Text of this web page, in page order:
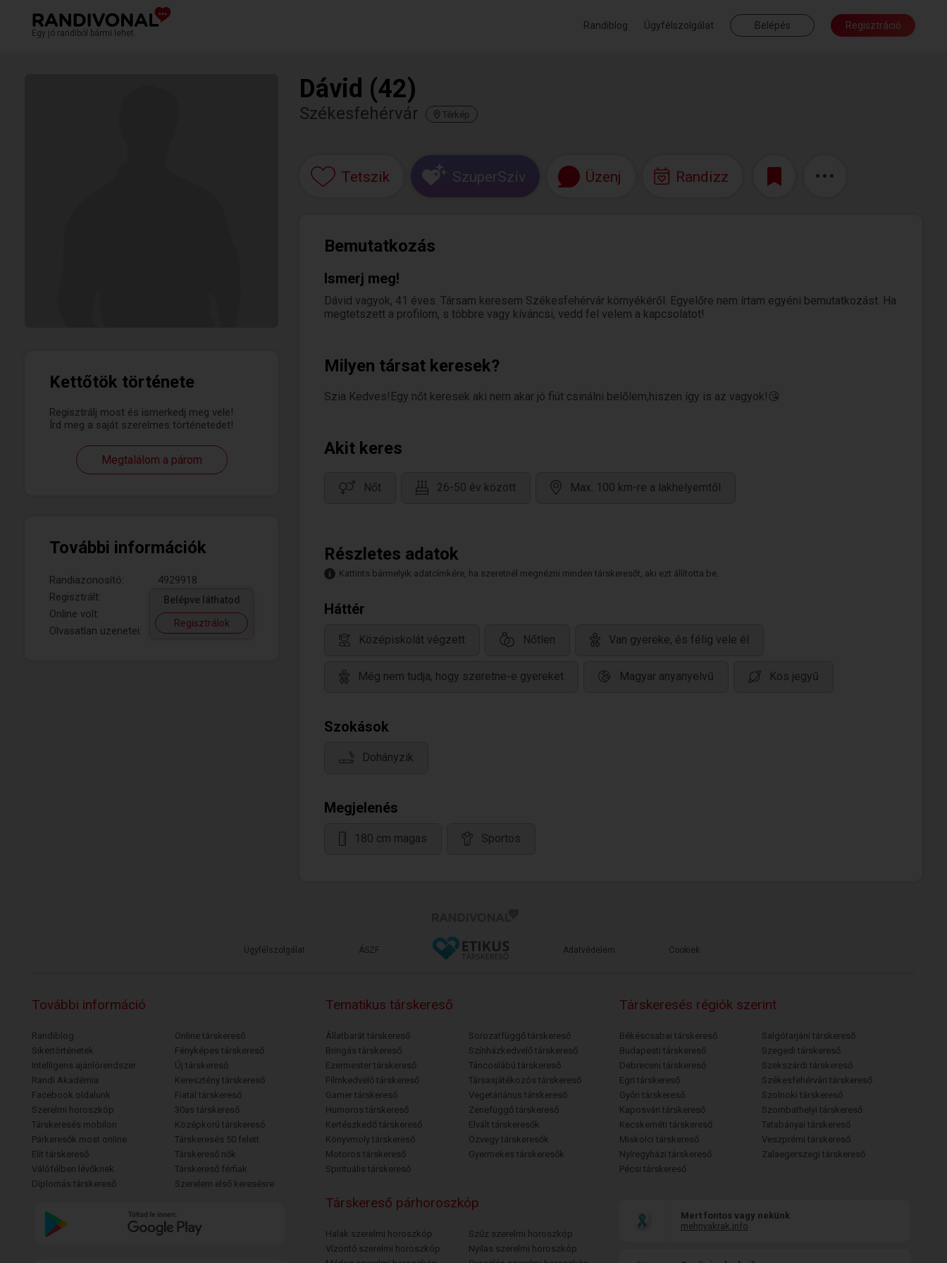
Egy jó randiból bármi lehet.
Randiblog Ügyfélszolgálat Belépés Regisztráció
Kettőtök története
Regisztrálj most és ismerkedj meg vele!
Írd meg a saját szerelmes történetedet!
Megtalálom a párom
További információk
Randiazonosító:
4929918
Regisztrált:
Online volt:
Olvasatlan üzenetei:
Belépve láthatod
Regisztrálok
Dávid (42)
Székesfehérvár Térkép
Tetszik SzuperSzív Üzenj Randizz
Bemutatkozás
Ismerj meg!
Dávid vagyok, 41 éves. Társam keresem Székesfehérvár környékéről. Egyelőre nem írtam egyéni bemutatkozást. Ha
megtetszett a profilom, s többre vagy kíváncsi, vedd fel velem a kapcsolatot!
Milyen társat keresek?
Szia Kedves!Egy nőt keresek aki nem akar jó fiút csinálni belőlem,hiszen így is az vagyok!😘
Akit keres
Nőt 26-50 év között Max. 100 km-re a lakhelyemtől
Részletes adatok
Kattints bármelyik adatcímkére, ha szeretnél megnézni minden társkeresőt, aki ezt állította be.
Háttér
Középiskolát végzett Nőtlen Van gyereke, és félig vele él
Még nem tudja, hogy szeretne-e gyereket Magyar anyanyelvű Kos jegyű
Szokások
Dohányzik
Megjelenés
180 cm magas Sportos
Ügyfélszolgálat ÁSZF Adatvédelem Cookiek
További információ
Randiblog
Sikertörténetek
Intelligens ajánlórendszer
Randi Akadémia
Facebook oldalunk
Szerelmi horoszkóp
Társkeresés mobilon
Párkeresők most online
Elit társkereső
Válófélben lévőknek
Diplomás társkereső
Online társkereső
Fényképes társkereső
Új társkereső
Keresztény társkereső
Fiatal társkereső
30as társkereső
Középkorú társkereső
Társkeresés 50 felett
Társkereső nők
Társkereső férfiak
Szerelem első keresésre
Tematikus társkereső
Állatbarát társkereső
Bringás társkereső
Ezermester társkereső
Filmkedvelő társkereső
Gamer társkereső
Humoros társkereső
Kertészkedő társkereső
Könyvmoly társkereső
Motoros társkereső
Spirituális társkereső
Sorozatfüggő társkereső
Színházkedvelő társkereső
Táncoslábú társkereső
Társasjátékozós társkereső
Vegetáriánus társkereső
Zenefüggő társkereső
Elvált társkeresők
Özvegy társkeresők
Gyermekes társkeresők
Társkeresés régiók szerint
Békéscsabai társkereső
Budapesti társkereső
Debreceni társkereső
Egri társkereső
Győri társkereső
Kaposvári társkereső
Kecskeméti társkereső
Miskolci társkereső
Nyíregyházi társkereső
Pécsi társkereső
Salgótarjáni társkereső
Szegedi társkereső
Szekszárdi társkereső
Székesfehérvári társkereső
Szolnoki társkereső
Szombathelyi társkereső
Tatabányai társkereső
Veszprémi társkereső
Zalaegerszegi társkereső
Társkereső párhoroszkóp
Halak szerelmi horoszkóp
Vízöntő szerelmi horoszkóp
Szűz szerelmi horoszkóp
Nyilas szerelmi horoszkóp
Mert fontos vagy nekünk
mehnyakrak.info